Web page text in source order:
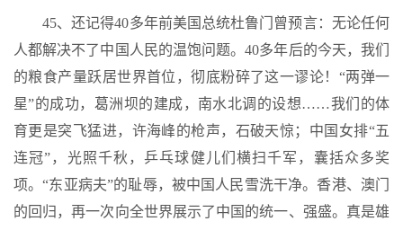
45、还记得40多年前美国总统杜鲁门曾预言：无论任何
人都解决不了中国人民的温饱问题。40多年后的今天，我们
的粮食产量跃居世界首位，彻底粉碎了这一谬论！“两弹一
星”的成功，葛洲坝的建成，南水北调的设想……我们的体
育更是突飞猛进，许海峰的枪声，石破天惊；中国女排“五
连冠”，光照千秋，乒乓球健儿们横扫千军，囊括众多奖
项。“东亚病夫”的耻辱，被中国人民雪洗干净。香港、澳门
的回归，再一次向全世界展示了中国的统一、强盛。真是雄